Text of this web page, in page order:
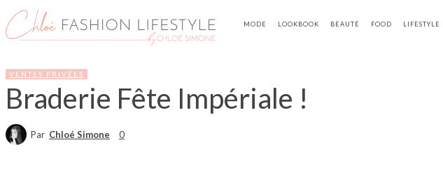
MODE LOOKBOOK BEAUTÉ FOOD LIFESTYLE
VENTES PRIVÉES
Braderie Fête Impériale !
Par Chloé Simone 0